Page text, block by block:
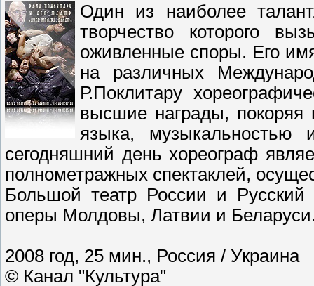
Один из наиболее
творчество которого
оживленные споры. Его
на различных
Р.Поклитару
высшие награды, покоряя
языка, музыкальностью
сегодняшний день хореограф
полнометражных спектаклей,
Большой театр России и
оперы Молдовы, Латвии и
2008 год, 25 мин., Россия / Украина
© Канал "Культура"